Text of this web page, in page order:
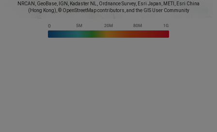
NRCAN, GeoBase, IGN, Kadaster NL, Ordnance Survey, Esri Japan, METI, Esri China
(Hong Kong), © OpenStreetMap contributors, and the GIS User Community